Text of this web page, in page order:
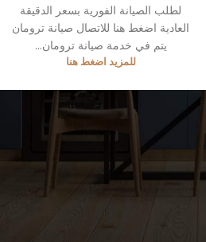
لطلب الصيانة الفورية بسعر الدقيقة
العادية اضغط هنا للاتصال صيانة ترومان
يتم في خدمة صيانة ترومان...
للمزيد اضغط هنا